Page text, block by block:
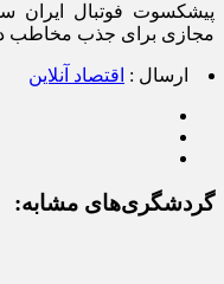
پیشکسوت فوتبال ایران
مجازی برای جذب مخاطب
ارسال : اقتصاد آنلاین
گردشگری‌های مشابه: